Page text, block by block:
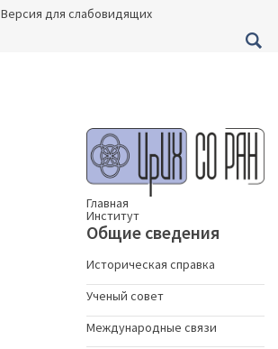
Версия для слабовидящих
Главная
Институт
Общие сведения
Историческая справка
Ученый совет
Международные связи